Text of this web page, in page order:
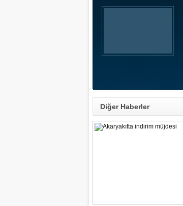
Diğer Haberler